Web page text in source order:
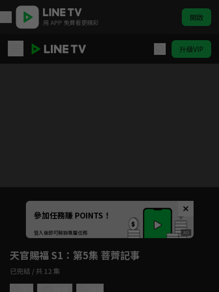
用 APP 免費看更精彩 開啟
升級VIP
Unmute
如有不便請見諒
參加任務賺 POINTS！
登入後即可解鎖專屬任務
天官賜福 S1 ：第5集 菩薺記事
已完結 / 共 12 集